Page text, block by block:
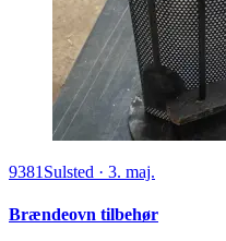
9381 Sulsted · 3. maj.
Brændeovn tilbehør